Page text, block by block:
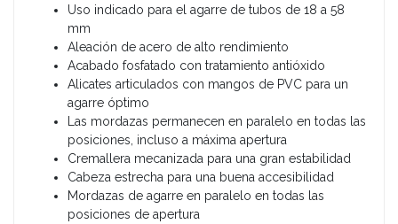
Uso indicado para el agarre de tubos de 18 a 58
mm
Aleación de acero de alto rendimiento
Acabado fosfatado con tratamiento antióxido
Alicates articulados con mangos de PVC para un
agarre óptimo
Las mordazas permanecen en paralelo en todas las
posiciones, incluso a máxima apertura
Cremallera mecanizada para una gran estabilidad
Cabeza estrecha para una buena accesibilidad
Mordazas de agarre en paralelo en todas las
posiciones de apertura